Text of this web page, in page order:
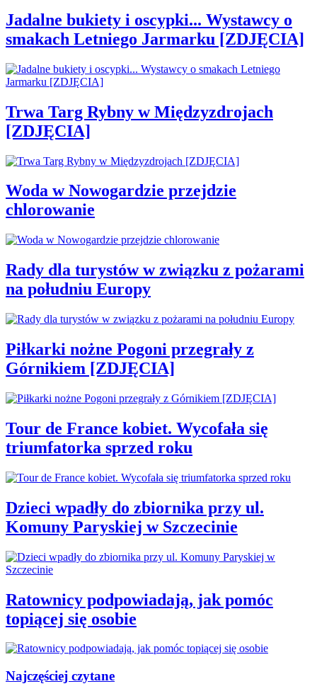
Jadalne bukiety i oscypki... Wystawcy o
smakach Letniego Jarmarku [ZDJĘCIA]
Trwa Targ Rybny w Międzyzdrojach
[ZDJĘCIA]
Woda w Nowogardzie przejdzie
chlorowanie
Rady dla turystów w związku z pożarami
na południu Europy
Piłkarki nożne Pogoni przegrały z
Górnikiem [ZDJĘCIA]
Tour de France kobiet. Wycofała się
triumfatorka sprzed roku
Dzieci wpadły do zbiornika przy ul.
Komuny Paryskiej w Szczecinie
Ratownicy podpowiadają, jak pomóc
topiącej się osobie
Najczęściej czytane